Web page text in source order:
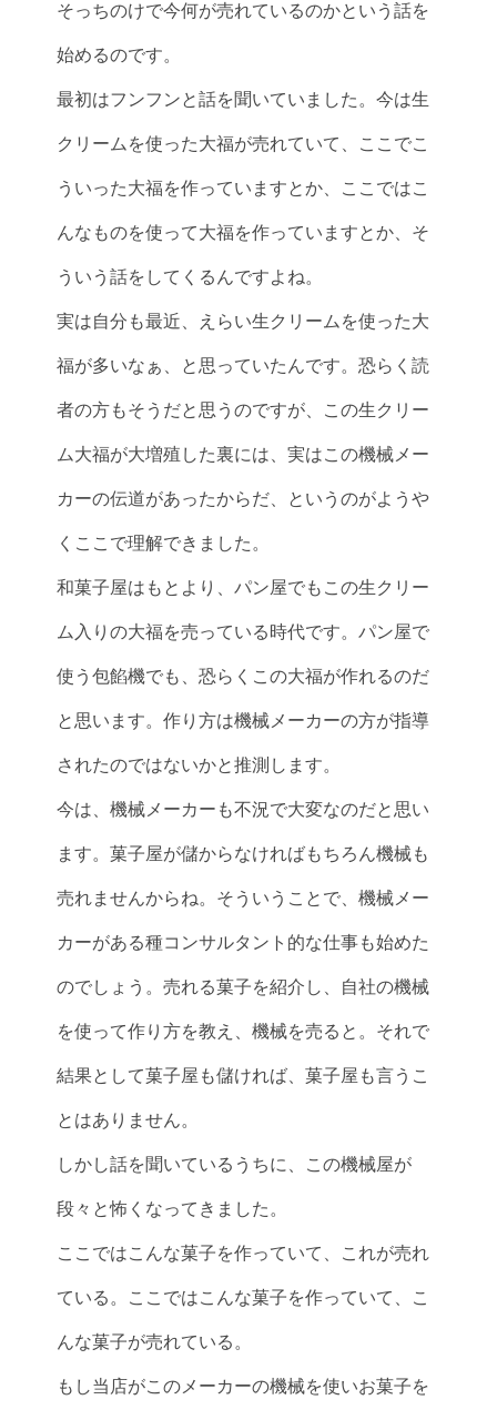
そっちのけで今何が売れているのかという話を
始めるのです。
最初はフンフンと話を聞いていました。今は生
クリームを使った大福が売れていて、ここでこ
ういった大福を作っていますとか、ここではこ
んなものを使って大福を作っていますとか、そ
ういう話をしてくるんですよね。
実は自分も最近、えらい生クリームを使った大
福が多いなぁ、と思っていたんです。恐らく読
者の方もそうだと思うのですが、この生クリー
ム大福が大増殖した裏には、実はこの機械メー
カーの伝道があったからだ、というのがようや
くここで理解できました。
和菓子屋はもとより、パン屋でもこの生クリー
ム入りの大福を売っている時代です。パン屋で
使う包餡機でも、恐らくこの大福が作れるのだ
と思います。作り方は機械メーカーの方が指導
されたのではないかと推測します。
今は、機械メーカーも不況で大変なのだと思い
ます。菓子屋が儲からなければもちろん機械も
売れませんからね。そういうことで、機械メー
カーがある種コンサルタント的な仕事も始めた
のでしょう。売れる菓子を紹介し、自社の機械
を使って作り方を教え、機械を売ると。それで
結果として菓子屋も儲ければ、菓子屋も言うこ
とはありません。
しかし話を聞いているうちに、この機械屋が
段々と怖くなってきました。
ここではこんな菓子を作っていて、これが売れ
ている。ここではこんな菓子を作っていて、こ
んな菓子が売れている。
もし当店がこのメーカーの機械を使いお菓子を